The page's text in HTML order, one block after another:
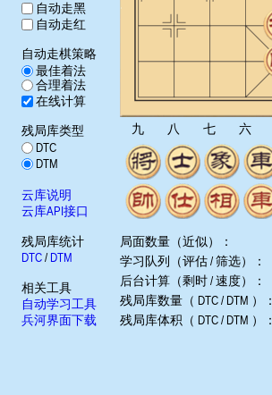
自动走黑
自动走红
自动走棋策略
最佳着法
合理着法
在线计算
残局库类型
DTC
DTM
云库说明
云库API接口
残局库统计
DTC/ DTM
相关工具
自动学习工具
兵河界面下载
九 八 七 六
局面数量（近似）：
学习队列（评估 / 筛选）：
后台计算（剩时 / 速度）：
残局库数量（ DTC / DTM ）：
残局库体积（ DTC / DTM ）：